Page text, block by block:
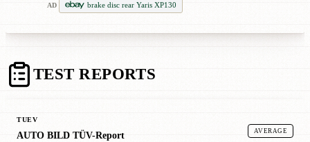
AD brake disc rear Yaris XP130
TEST REPORTS
TUEV
AUTO BILD TÜV-Report AVERAGE